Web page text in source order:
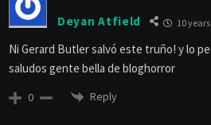
Deyan Atfield 10
Ni Gerard Butler salvó este truño! y lo
saludos gente bella de bloghorror
0 Reply